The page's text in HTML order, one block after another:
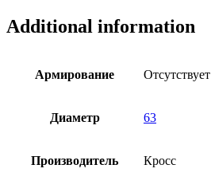
SDR11
D63х5,8
quantity
Additional information
Армирование Отсутствует
Диаметр 63
Производитель Кросс